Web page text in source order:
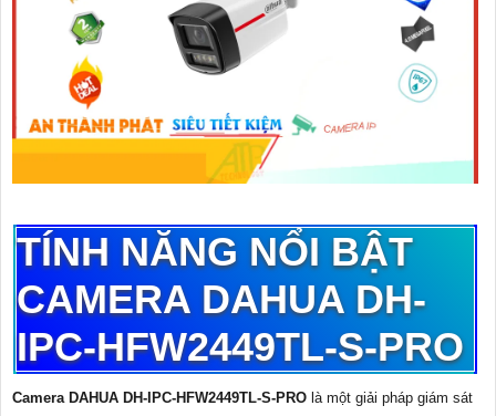
TÍNH NĂNG NỔI BẬT
CAMERA DAHUA DH-
IPC-HFW2449TL-S-PRO
Camera DAHUA DH-IPC-HFW2449TL-S-PRO là một giải pháp giám sát